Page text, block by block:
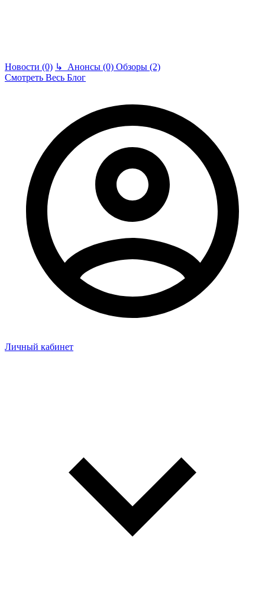
Новости (0) ↳ Анонсы (0) Обзоры (2)
Смотреть Весь Блог
Личный кабинет